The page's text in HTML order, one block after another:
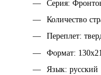
Серия:
Количество
Переплет:
Формат:
Язык: русский